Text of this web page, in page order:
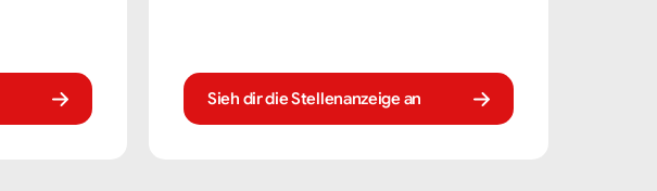
Sieh dir die Stellenanzeige an